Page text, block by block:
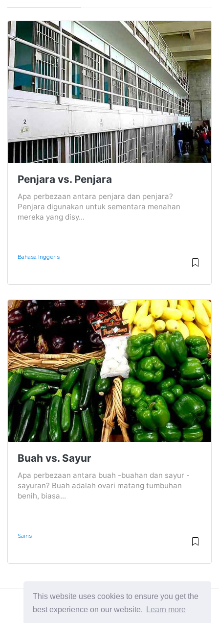
This website uses cookies to ensure you get the
best experience on our website.
Learn more
Penjara vs. Penjara
Apa perbezaan antara penjara dan penjara?
Penjara digunakan untuk sementara menahan
mereka yang disy...
Bahasa Inggeris
Buah vs. Sayur
Apa perbezaan antara buah -buahan dan sayur -
sayuran? Buah adalah ovari matang tumbuhan
benih, biasa...
Sains